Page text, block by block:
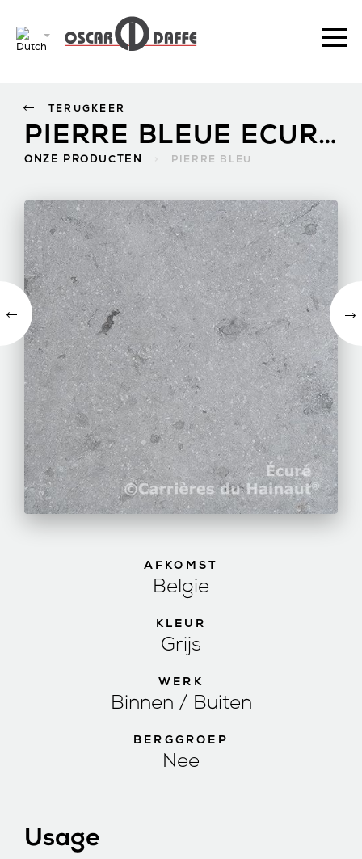
PIERRE BLEUE ECURÉE
ONZE PRODUCTEN PIERRE BLEU
TERUGKEER
AFKOMST
Belgie
KLEUR
Grijs
WERK
Binnen / Buiten
BERGGROEP
Nee
Usage